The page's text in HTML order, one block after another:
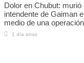
Dolor en Chubut: murió
intendente de Gaiman
medio de una operación
1 día atras